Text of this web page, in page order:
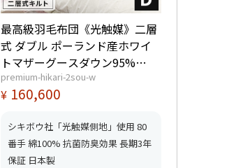
最高級羽毛布団《光触媒》二層
式 ダブル ポーランド産ホワイ
トマザーグースダウン95%
(440dp以上) 羽毛量1.8kg 【6つ
星プレミアムゴールド取得】
premium-hikari-2sou-w
¥ 160,600
シキボウ社「光触媒側地」使用 80
番手 綿100% 抗菌防臭効果 長期3年
保証 日本製